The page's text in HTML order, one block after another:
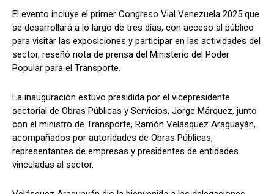
El evento incluye el primer Congreso Vial Venezuela 2025 que
se desarrollará a lo largo de tres días, con acceso al público
para visitar las exposiciones y participar en las actividades del
sector, reseñó nota de prensa del Ministerio del Poder
Popular para el Transporte.
La inauguración estuvo presidida por el vicepresidente
sectorial de Obras Públicas y Servicios, Jorge Márquez, junto
con el ministro de Transporte, Ramón Velásquez Araguayán,
acompañados por autoridades de Obras Públicas,
representantes de empresas y presidentes de entidades
vinculadas al sector.